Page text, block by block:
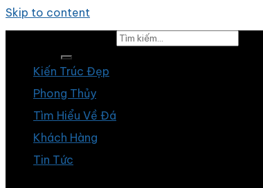
Skip to content
Kiến Trúc Đẹp
Phong Thủy
Tìm Hiểu Về Đá
Khách Hàng
Tin Tức